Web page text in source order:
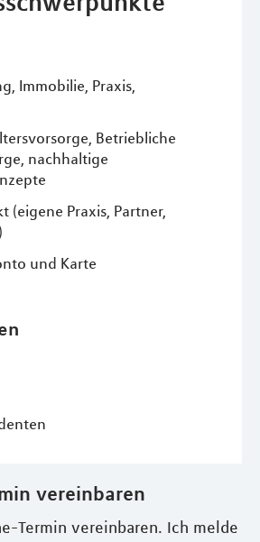
Immobilie, Praxis,
Betriebliche
nachhaltige
(eigene Praxis, Partner,
und Karte
vereinbaren
Termin vereinbaren. Ich melde